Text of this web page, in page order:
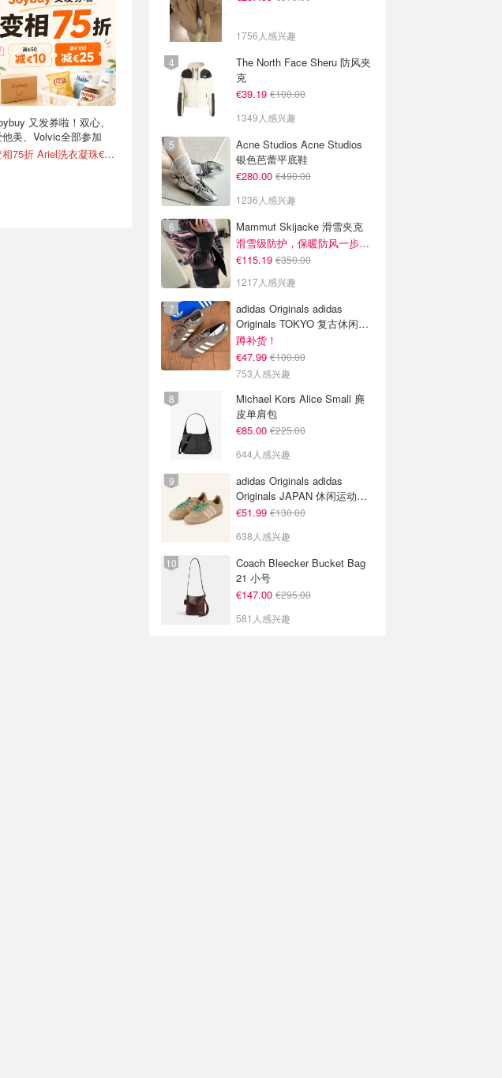
又发券啦！双心、
美、Volvic全部参加
变相75折 Ariel洗衣凝珠€0.22/颗
1756人感兴趣
The North Face Sheru 防风夹
克
€39.19 €100.00
1349人感兴趣
Acne Studios Acne Studios
银色芭蕾平底鞋
€280.00 €490.00
1236人感兴趣
Mammut Skijacke 滑雪夹克
滑雪级防护，保暖防风一步到位！仅剩s！
€115.19 €350.00
1217人感兴趣
adidas Originals adidas
Originals TOKYO 复古休闲鞋
深棕色
蹲补货！
€47.99 €100.00
753人感兴趣
Michael Kors Alice Small 麂
皮单肩包
€85.00 €225.00
644人感兴趣
adidas Originals adidas
Originals JAPAN 休闲运动鞋
米色
€51.99 €130.00
638人感兴趣
Coach Bleecker Bucket Bag
21 小号
€147.00 €295.00
581人感兴趣